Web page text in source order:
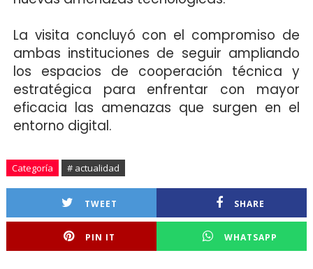
La visita concluyó con el compromiso de
ambas instituciones de seguir ampliando
los espacios de cooperación técnica y
estratégica para enfrentar con mayor
eficacia las amenazas que surgen en el
entorno digital.
Categoría # actualidad
TWEET SHARE
PIN IT WHATSAPP